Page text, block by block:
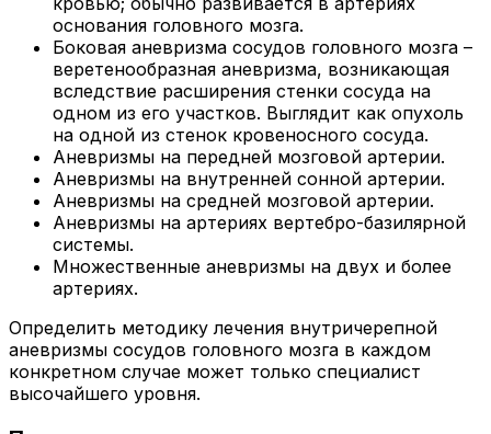
основания головного мозга.
Боковая аневризма сосудов головного мозга –
веретенообразная аневризма, возникающая
вследствие расширения стенки сосуда на
одном из его участков. Выглядит как опухоль
на одной из стенок кровеносного сосуда.
Аневризмы на передней мозговой артерии.
Аневризмы на внутренней сонной артерии.
Аневризмы на средней мозговой артерии.
Аневризмы на артериях вертебро-базилярной
системы.
Множественные аневризмы на двух и более
артериях.
Определить методику лечения внутричерепной
аневризмы сосудов головного мозга в каждом
конкретном случае может только специалист
высочайшего уровня.